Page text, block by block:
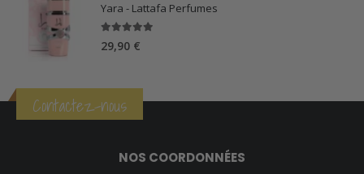
Yara - Lattafa Perfumes
29,90 €
Contactez-nous
NOS COORDONNÉES